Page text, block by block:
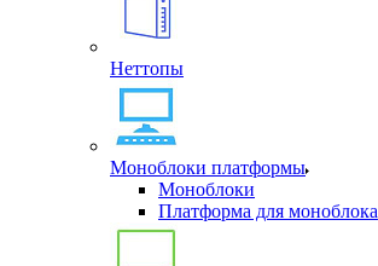
Неттопы
Моноблоки платформы
Моноблоки
Платформа для моноблока